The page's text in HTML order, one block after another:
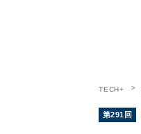
TECH+
第291回